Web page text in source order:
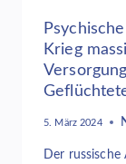
Krieg
5. März 2024
Der